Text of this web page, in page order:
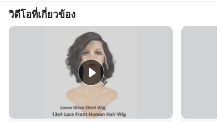
3 การติดตามแนวโน้มของการค้าส่ง
แต่ละรายได้ผลลัพธ์ที่ดี
4 ขายในประเทศของคุณเองและ คุณ
สามารถมีกำไรขั้นต้นสูงได้
5 เนื่องจากมีโซนเวลาที่แตกต่างกัน
ระหว่างเราคำถามของคุณจะได้รับการ
วิดีโอที่เกี่ยวข้อง